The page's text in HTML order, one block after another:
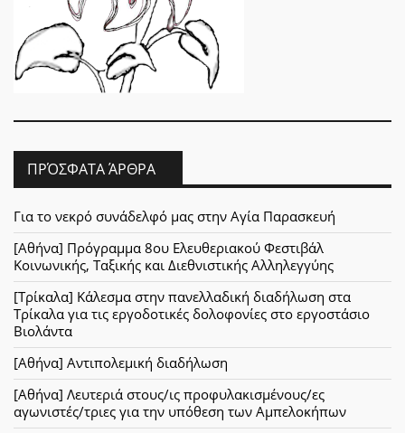
ΠΡΌΣΦΑΤΑ ΆΡΘΡΑ
Για το νεκρό συνάδελφό μας στην Αγία Παρασκευή
[Αθήνα] Πρόγραμμα 8ου Ελευθεριακού Φεστιβάλ
Κοινωνικής, Ταξικής και Διεθνιστικής Αλληλεγγύης
[Τρίκαλα] Κάλεσμα στην πανελλαδική διαδήλωση στα
Τρίκαλα για τις εργοδοτικές δολοφονίες στο εργοστάσιο
Βιολάντα
[Αθήνα] Αντιπολεμική διαδήλωση
[Αθήνα] Λευτεριά στους/ις προφυλακισμένους/ες
αγωνιστές/τριες για την υπόθεση των Αμπελοκήπων